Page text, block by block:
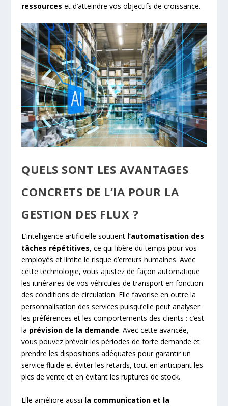
ressources et d’atteindre vos objectifs de croissance.
QUELS SONT LES AVANTAGES
CONCRETS DE L’IA POUR LA
GESTION DES FLUX ?
L’intelligence artificielle soutient l’automatisation des
tâches répétitives, ce qui libère du temps pour vos
employés et limite le risque d’erreurs humaines. Avec
cette technologie, vous ajustez de façon automatique
les itinéraires de vos véhicules de transport en fonction
des conditions de circulation. Elle favorise en outre la
personnalisation des services puisqu’elle peut analyser
les préférences et les comportements des clients : c’est
la prévision de la demande. Avec cette avancée,
vous pouvez prévoir les périodes de forte demande et
prendre les dispositions adéquates pour garantir un
service fluide et éviter les retards, tout en anticipant les
pics de vente et en évitant les ruptures de stock.
Elle améliore aussi la communication et la